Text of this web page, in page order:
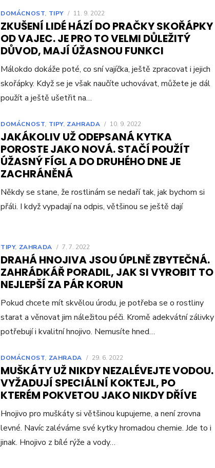
DOMÁCNOST, TIPY / 11. 9. 2022
ZKUŠENÍ LIDÉ HÁZÍ DO PRAČKY SKOŘÁPKY
OD VAJEC. JE PRO TO VELMI DŮLEŽITÝ
DŮVOD, MAJÍ ÚŽASNOU FUNKCI
Málokdo dokáže poté, co sní vajíčka, ještě zpracovat i jejich
skořápky. Když se je však naučíte uchovávat, můžete je dál
použít a ještě ušetřit na…
DOMÁCNOST, TIPY, ZAHRADA / 10. 9. 2022
JAKÁKOLIV UŽ ODEPSANÁ KYTKA
POROSTE JAKO NOVÁ. STAČÍ POUŽÍT
ÚŽASNÝ FÍGL A DO DRUHÉHO DNE JE
ZACHRÁNĚNÁ
Někdy se stane, že rostlinám se nedaří tak, jak bychom si
přáli. I když vypadají na odpis, většinou se ještě dají
TIPY, ZAHRADA / 7. 7. 2022
DRAHÁ HNOJIVA JSOU ÚPLNĚ ZBYTEČNÁ.
ZAHRÁDKÁŘ PORADIL, JAK SI VYROBIT TO
NEJLEPŠÍ ZA PÁR KORUN
Pokud chcete mít skvělou úrodu, je potřeba se o rostliny
starat a věnovat jim náležitou péči. Kromě adekvátní zálivky
potřebují i kvalitní hnojivo. Nemusíte hned…
DOMÁCNOST, ZAHRADA / 29. 6. 2022
MUŠKÁTY UŽ NIKDY NEZALÉVEJTE VODOU.
VYŽADUJÍ SPECIÁLNÍ KOKTEJL, PO
KTERÉM POKVETOU JAKO NIKDY DŘÍVE
Hnojivo pro muškáty si většinou kupujeme, a není zrovna
levné. Navíc zaléváme své kytky hromadou chemie. Jde to i
jinak. Hnojivo z bílé rýže a vody…